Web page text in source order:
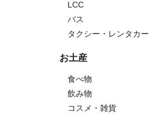
LCC
バス
タクシー・レンタカー
お土産
食べ物
飲み物
コスメ・雑貨